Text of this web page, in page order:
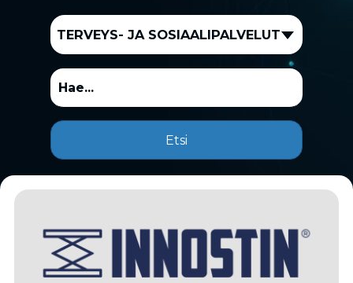
TERVEYS- JA SOSIAALIPALVELUT
Etsi